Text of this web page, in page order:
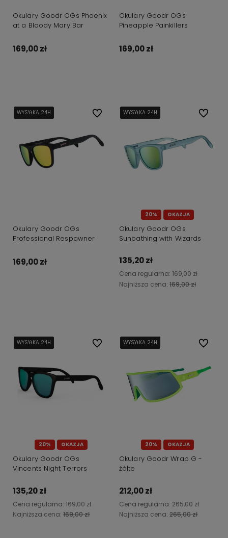
Okulary Goodr OGs Phoenix
at a Bloody Mary Bar
169,00 zł
Okulary Goodr OGs
Pineapple Painkillers
169,00 zł
WYSYŁKA 24H
WYSYŁKA 24H
WYSYŁKA 24H
Okulary Goodr OGs
Professional Respawner
169,00 zł
Do ulubionych
20% OKAZJA
WYSYŁKA 24H
WYSYŁKA 24H
WYSYŁKA 24H
WYSYŁKA 24H
WYSYŁKA 24H
Okulary Goodr OGs
Sunbathing with Wizards
135,20 zł
Cena regularna: 169,00 zł
Najniższa cena: 169,00 zł
Do
20% OKAZJA
WYSYŁKA 24H
WYSYŁKA 24H
WYSYŁKA 24H
WYSYŁKA 24H
WYSYŁKA 24H
Okulary Goodr OGs
Vincents Night Terrors
135,20 zł
Cena regularna: 169,00 zł
Najniższa cena: 169,00 zł
Do ulubionych
20% OKAZJA
WYSYŁKA 24H
WYSYŁKA 24H
WYSYŁKA 24H
WYSYŁKA 24H
WYSYŁKA 24H
Okulary Goodr Wrap G -
żółte
212,00 zł
Cena regularna: 265,00 zł
Najniższa cena: 265,00 zł
Do